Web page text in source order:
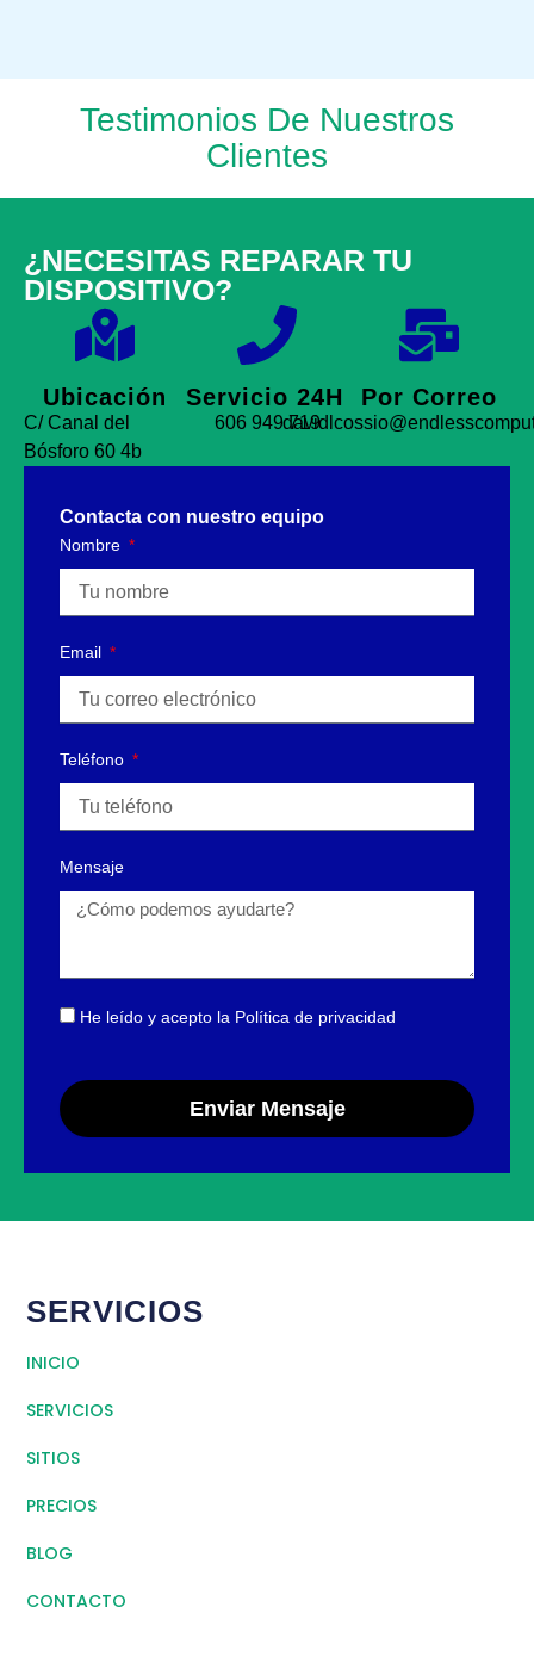
Testimonios De Nuestros
Clientes
¿NECESITAS REPARAR TU
DISPOSITIVO?
Ubicación
C/ Canal del
Bósforo 60 4b
Servicio 24H
606 949 719
Por Correo
Contacta con nuestro equipo
Nombre
Email
Teléfono
Mensaje
He leído y acepto la Política de privacidad
Enviar Mensaje
SERVICIOS
INICIO
SERVICIOS
SITIOS
PRECIOS
BLOG
CONTACTO